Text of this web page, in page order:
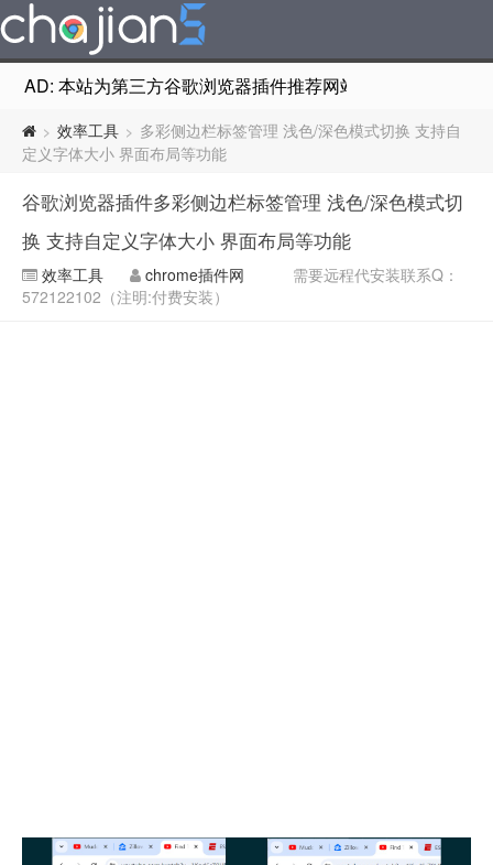
AD: 本站为第三方谷歌浏览器插件推荐网站，非Google
> 效率工具 > 多彩侧边栏标签管理 浅色/深色模式切换 支持自
定义字体大小 界面布局等功能
谷歌浏览器插件多彩侧边栏标签管理 浅色/深色模式切
换 支持自定义字体大小 界面布局等功能
效率工具 chrome插件网
需要远程代安装联系Q：
572122102（注明:付费安装）